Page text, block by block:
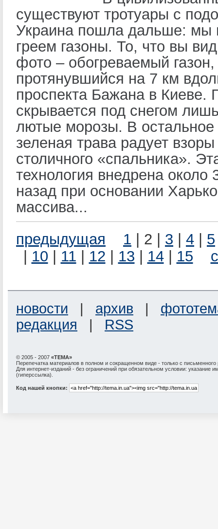
существуют тротуары с
Украина пошла дальше: мы
греем газоны. То, что вы
фото – обогреваемый газон,
протянувшийся на 7 км
проспекта Бажана в Киеве.
скрывается под снегом
лютые морозы. В остальное
зеленая трава радует
столичного «спальника».
технология внедрена около
назад при основании
массива...
предыдущая
1 | 2 | 3 4 5
10 11 12 13 14| 15
новости | архив |
редакция | RSS
© 2005 - 2007 «ТЕМА»
Перепечатка материалов в полном и сокращенном виде - только с
Для интернет-изданий - без ограничений при обязательном условии: указание
(гиперссылка).
Код нашей кнопки: